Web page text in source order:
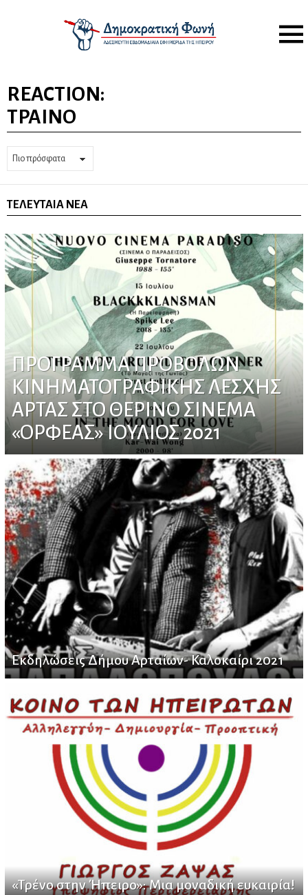
Menu
REACTION:
ΤΡΑΊΝΟ
ΤΕΛΕΥΤΑΊΑ ΝΈΑ
ΠΡΟΓΡΑΜΜΑ ΠΡΟΒΟΛΩΝ
ΚΙΝΗΜΑΤΟΓΡΑΦΙΚΗΣ ΛΕΣΧΗΣ
ΑΡΤΑΣ ΣΤΟ ΘΕΡΙΝΟ ΣΙΝΕΜΑ
«ΟΡΦΕΑΣ» ΙΟΥΛΙΟΣ 2021
Εκδηλώσεις Δήμου Αρταίων- Καλοκαίρι 2021
«Τρένο στην Ήπειρο»: Μια μοναδική ευκαιρία!